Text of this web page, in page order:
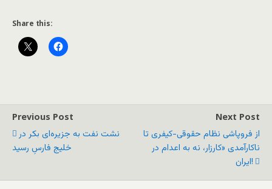
Share this:
Previous Post
نشت نفت به جزیره‌ای بکر در
خلیج فارسِ رسید
Next Post
از فروپاشی نظام حقوقی-کیفری تا
ناکارآمدی «کارزار، نه به اعدام در
ایران!